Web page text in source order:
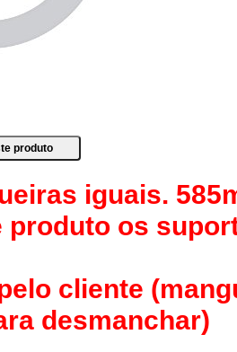
iguais.
produto os
cliente
desmanchar)